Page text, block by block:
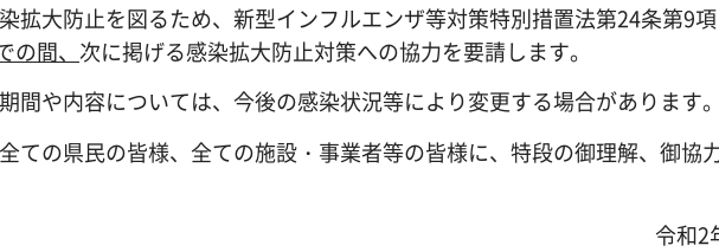
拡大防止を図るため、新型インフルエンザ等対策特別措置法第24条第9
間、 次に掲げる感染拡大防止対策への協力を要請します。
間や内容については、今後の感染状況等により変更する場合があります
ての県民の皆様、全ての施設・事業者等の皆様に、特段の御理解、御協
令和2